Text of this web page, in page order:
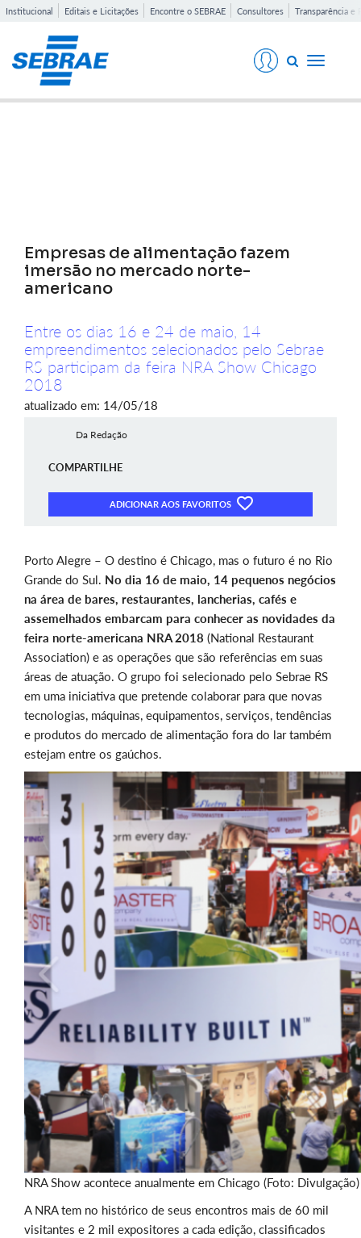
Institucional Editais e Licitações Encontre o SEBRAE Consultores Transparência e
Toggle
Empresas de alimentação fazem
imersão no mercado norte-
americano
Entre os dias 16 e 24 de maio, 14
empreendimentos selecionados pelo Sebrae
RS participam da feira NRA Show Chicago
2018
atualizado em: 14/05/18
Da Redação
COMPARTILHE
ADICIONAR AOS FAVORITOS
Porto Alegre – O destino é Chicago, mas o futuro é no Rio
Grande do Sul. No dia 16 de maio, 14 pequenos negócios
na área de bares, restaurantes, lancherias, cafés e
assemelhados embarcam para conhecer as novidades da
feira norte-americana NRA 2018 (National Restaurant
Association) e as operações que são referências em suas
áreas de atuação. O grupo foi selecionado pelo Sebrae RS
em uma iniciativa que pretende colaborar para que novas
tecnologias, máquinas, equipamentos, serviços, tendências
e produtos do mercado de alimentação fora do lar também
estejam entre os gaúchos.
NRA Show acontece anualmente em Chicago (Foto: Divulgação)
A NRA tem no histórico de seus encontros mais de 60 mil
visitantes e 2 mil expositores a cada edição, classificados